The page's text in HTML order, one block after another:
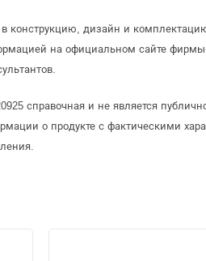
конструкцию, дизайн и
на официальном сайте
справочная и не является
о продукте с фактическими